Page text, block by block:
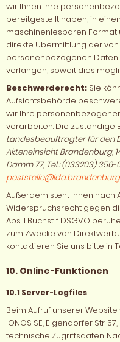
wir Ihnen Ihre
bereitgestellt haben, in
maschinenlesbaren Format
direkte Übermittlung der
personenbezogenen
verlangen, soweit dies
Beschwerderecht: Sie
Aufsichtsbehörde
wir Ihre
verarbeiten. Die zuständige
Landesbeauftragter für den
Akteneinsicht Brandenburg,
Damm 77, Tel.: (033203) 356-
Außerdem steht Ihnen nach
Widerspruchsrecht gegen
Abs. 1 Buchst. f DSGVO
zum Zwecke von
kontaktieren Sie uns bitte in
10. Online-Funktionen
10.1 Server-Logfiles
Beim Aufruf unserer
IONOS SE, Elgendorfer Str.
technische Zugriffsdaten.